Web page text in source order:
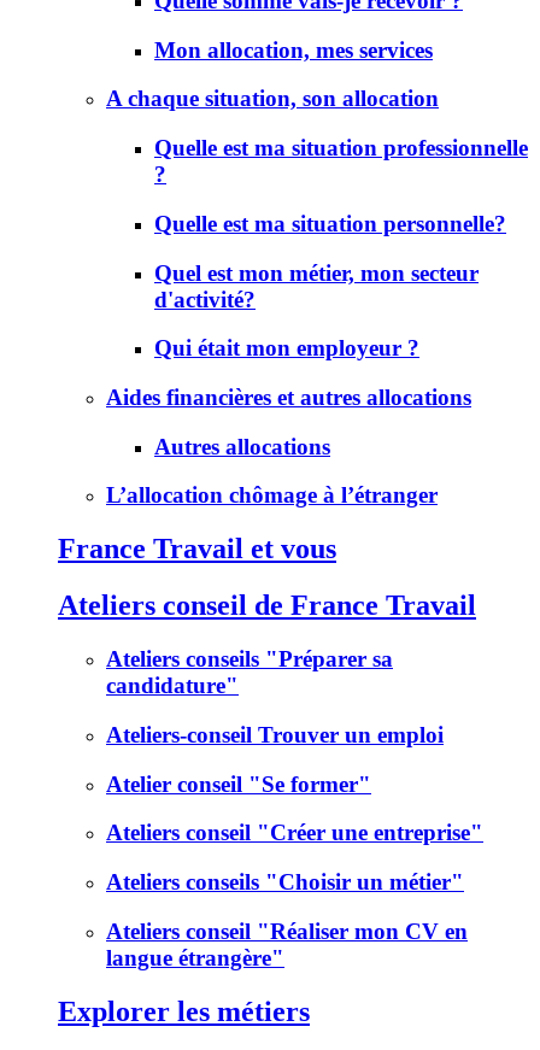
Mon allocation, mes services
A chaque situation, son allocation
Quelle est ma situation professionnelle
?
Quelle est ma situation personnelle?
Quel est mon métier, mon secteur
d'activité?
Qui était mon employeur ?
Aides financières et autres allocations
Autres allocations
L’allocation chômage à l’étranger
France Travail et vous
Ateliers conseil de France Travail
Ateliers conseils "Préparer sa
candidature"
Ateliers-conseil Trouver un emploi
Atelier conseil "Se former"
Ateliers conseil "Créer une entreprise"
Ateliers conseils "Choisir un métier"
Ateliers conseil "Réaliser mon CV en
langue étrangère"
Explorer les métiers